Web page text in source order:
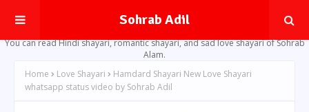
Sohrab Adil
You can read Hindi shayari, romantic shayari, and sad love shayari of Sohrab
Alam.
Home
Love Shayari
Hamdard Shayari New Love Shayari
whatsapp status video by Sohrab Adil